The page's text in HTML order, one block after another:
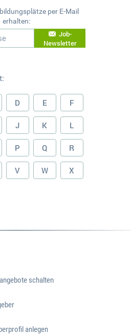
per E-Mail
erhalten:
Job-
Newsletter
D E F
J K L
P Q R
V W X
schalten
anlegen